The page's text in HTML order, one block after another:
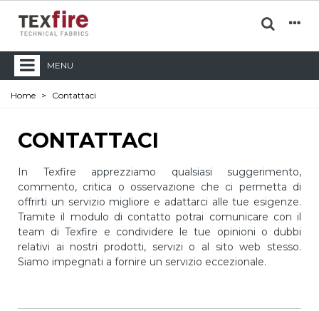
MENU
Home > Contattaci
CONTATTACI
In Texfire apprezziamo qualsiasi suggerimento,
commento, critica o osservazione che ci permetta di
offrirti un servizio migliore e adattarci alle tue esigenze.
Tramite il modulo di contatto potrai comunicare con il
team di Texfire e condividere le tue opinioni o dubbi
relativi ai nostri prodotti, servizi o al sito web stesso.
Siamo impegnati a fornire un servizio eccezionale.